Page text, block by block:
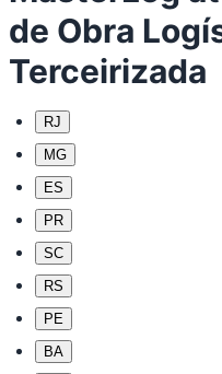
de Obra
Terceirizada
RJ
MG
ES
PR
SC
RS
PE
BA